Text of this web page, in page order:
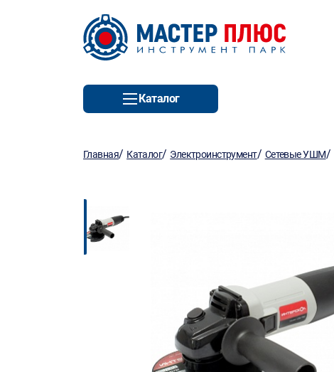
Каталог
Главная/ Каталог/ Электроинструмент/ Сетевые УШМ/